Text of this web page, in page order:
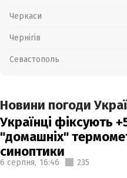
Черкаси
Чернігів
Севастополь
Новини погоди
Українці фіксують
"домашніх"
синоптики
6 серпня, 16:46 235